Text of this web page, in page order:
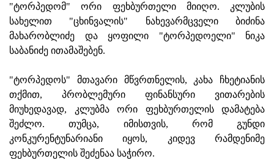
"ტორპედომ" ორი ფეხბურთელი მიიღო. კლუბის
სახელით "ცხინვალის" ნახევარმცველი ბიძინა
მახარობლიძე და ყოფილი "ტორპედოელი" ნიკა
საბანიძე ითამაშებენ.
"ტორპედოს" მთავარი მწვრთნელის, კახა ჩხეტიანის
თქმით, პრობლემური ფინანსური ვითარების
მიუხედავად, კლუბმა ორი ფეხბურთელის დამატება
შეძლო. თუმცა, იმისთვის, რომ გუნდი
კონკურენტუნარიანი იყოს, კიდევ რამდენიმე
ფეხბურთელის შეძენაა საჭირო.